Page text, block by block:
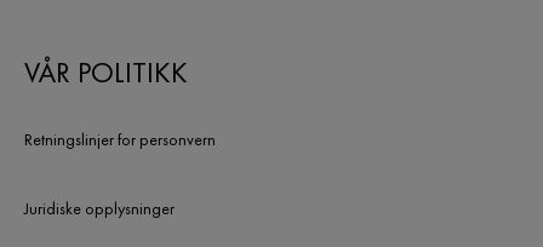
VÅR POLITIKK
Retningslinjer for personvern
Juridiske opplysninger